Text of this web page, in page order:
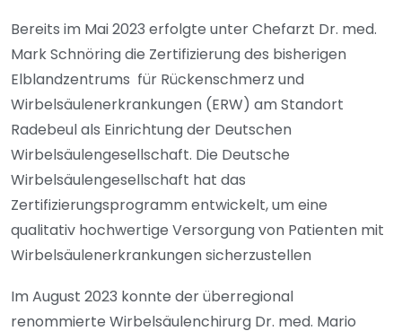
Bereits im Mai 2023 erfolgte unter Chefarzt Dr. med.
Mark Schnöring die Zertifizierung des bisherigen
Elblandzentrums für Rückenschmerz und
Wirbelsäulenerkrankungen (ERW) am Standort
Radebeul als Einrichtung der Deutschen
Wirbelsäulengesellschaft. Die Deutsche
Wirbelsäulengesellschaft hat das
Zertifizierungsprogramm entwickelt, um eine
qualitativ hochwertige Versorgung von Patienten mit
Wirbelsäulenerkrankungen sicherzustellen
Im August 2023 konnte der überregional
renommierte Wirbelsäulenchirurg Dr. med. Mario